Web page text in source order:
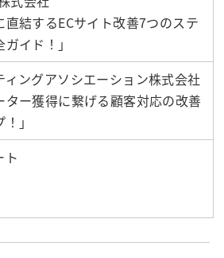
直結するECサイト改善7つのステ
ガイド！ 」
ィングアソシエーション株式会社
ター獲得に繋げる顧客対応の改善
」
ト